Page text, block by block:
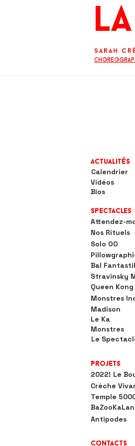
Sarah
Actualités
Calendrier
Bios
Vidéos
Spectacles
Attendez-
Nos Rituels
Solo OO
Bal
Stravinsky
Queen Kong
Monstres
Madison
Le Ka
Monstres
Le
Projets
2022! Le
Crèche
Temple
Antipodes
Contacts